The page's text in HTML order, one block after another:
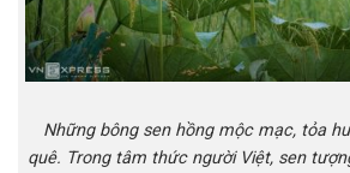
Những bông sen hồng mộc mạc, tỏa
quê. Trong tâm thức người Việt, sen